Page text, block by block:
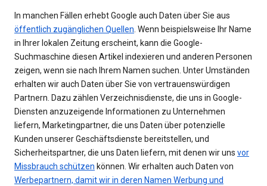
In manchen Fällen erhebt Google auch Daten über Sie aus
öffentlich zugänglichen Quellen. Wenn beispielsweise Ihr Name
in Ihrer lokalen Zeitung erscheint, kann die Google-
Suchmaschine diesen Artikel indexieren und anderen Personen
zeigen, wenn sie nach Ihrem Namen suchen. Unter Umständen
erhalten wir auch Daten über Sie von vertrauenswürdigen
Partnern. Dazu zählen Verzeichnisdienste, die uns in Google-
Diensten anzuzeigende Informationen zu Unternehmen
liefern, Marketingpartner, die uns Daten über potenzielle
Kunden unserer Geschäftsdienste bereitstellen, und
Sicherheitspartner, die uns Daten liefern, mit denen wir uns vor
Missbrauch schützen können. Wir erhalten auch Daten von
Werbepartnern, damit wir in deren Namen Werbung und